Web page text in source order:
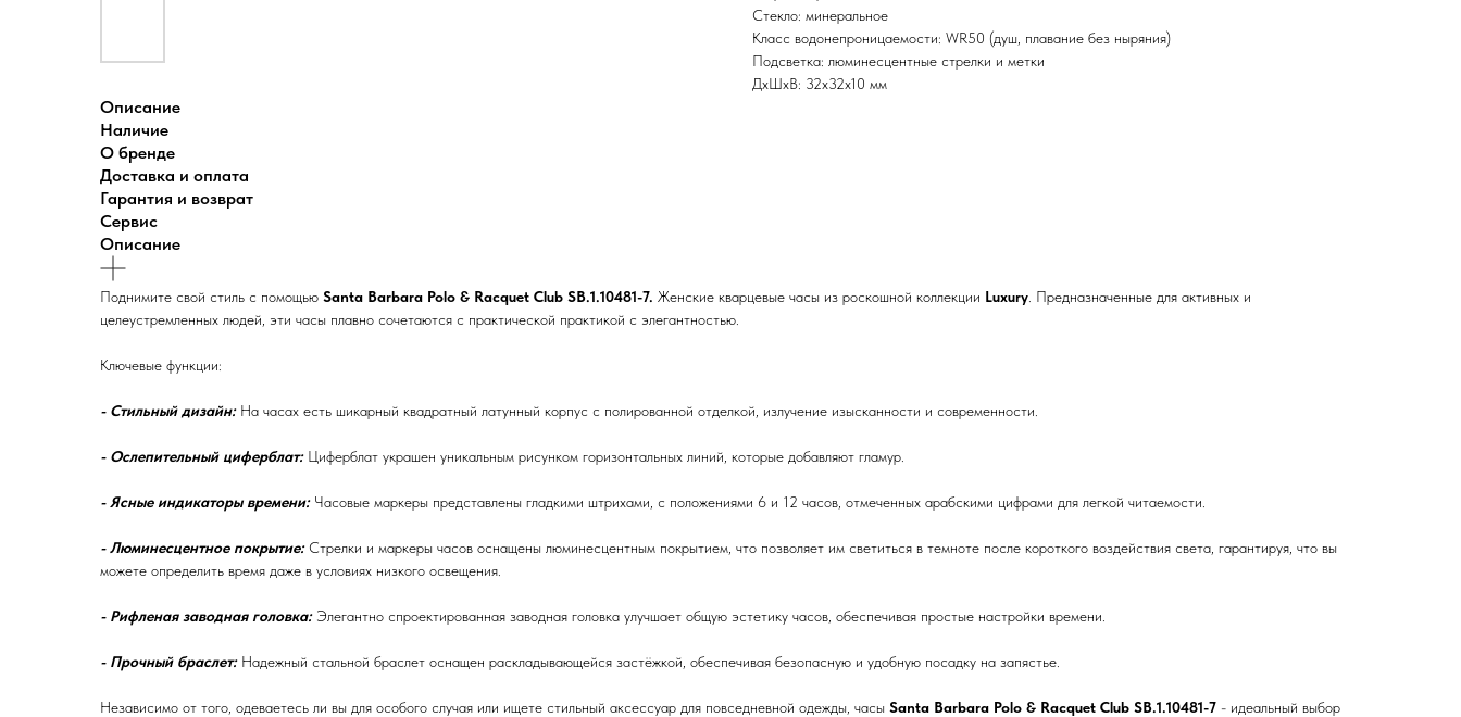
Стекло: минеральное
Класс водонепроницаемости: WR50 (душ, плавание без ныряния)
Подсветка: люминесцентные стрелки и метки
ДxШxВ: 32x32x10 мм
Описание
Наличие
О бренде
Доставка и оплата
Гарантия и возврат
Сервис
Описание
Поднимите свой стиль с помощью Santa Barbara Polo & Racquet Club SB.1.10481-7. Женские кварцевые часы из роскошной коллекции Luxury . Предназначенные для активных и
целеустремленных людей, эти часы плавно сочетаются с практической практикой с элегантностью.
Ключевые функции:
- Стильный дизайн: На часах есть шикарный квадратный латунный корпус с полированной отделкой, излучение изысканности и современности.
- Ослепительный циферблат: Циферблат украшен уникальным рисунком горизонтальных линий, которые добавляют гламур.
- Ясные индикаторы времени:Часовые маркеры представлены гладкими штрихами, с положениями 6 и 12 часов, отмеченных арабскими цифрами для легкой читаемости.
- Люминесцентное покрытие:Стрелки и маркеры часов оснащены люминесцентным покрытием, что позволяет им светиться в темноте после короткого воздействия света, гарантируя, что вы
можете определить время даже в условиях низкого освещения.
- Рифленая заводная головка:Элегантно спроектированная заводная головка улучшает общую эстетику часов, обеспечивая простые настройки времени.
- Прочный браслет: Надежный стальной браслет оснащен раскладывающейся застёжкой, обеспечивая безопасную и удобную посадку на запястье.
Независимо от того, одеваетесь ли вы для особого случая или ищете стильный аксессуар для повседневной одежды, часы Santa Barbara Polo & Racquet Club SB.1.10481-7 - идеальный выбор